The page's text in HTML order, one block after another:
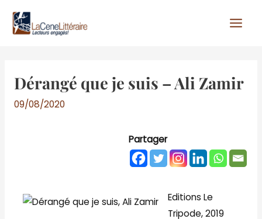
Dérangé que je suis – Ali Zamir
09/08/2020
Partager
Editions Le
Tripode, 2019